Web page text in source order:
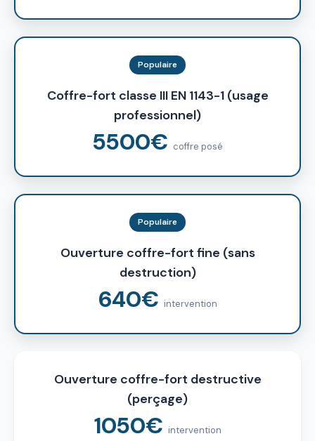
Populaire
Coffre-fort classe III EN 1143-1 (usage
professionnel)
5500€ coffre posé
Populaire
Ouverture coffre-fort fine (sans
destruction)
640€ intervention
Ouverture coffre-fort destructive
(perçage)
1050€ intervention